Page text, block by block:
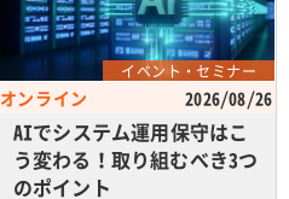
イベント・セミナー
オンライン 2026/08/26
AIでシステム運用保守はこ
う変わる！取り組むべき3つ
のポイント